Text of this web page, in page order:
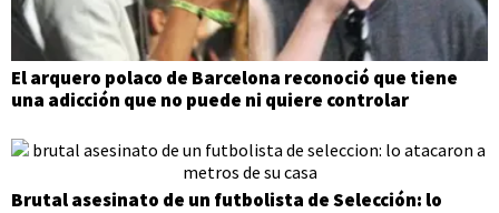
El arquero polaco de Barcelona reconoció que tiene
una adicción que no puede ni quiere controlar
Brutal asesinato de un futbolista de Selección: lo